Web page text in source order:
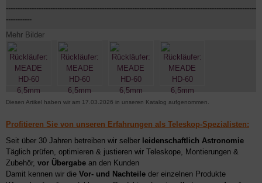
-----------------------------------------------------------------------------------------------------------
-----------
Mehr Bilder
Diesen Artikel haben wir am 17.03.2026 in unseren Katalog aufgenommen.
Profitieren Sie von unseren Erfahrungen als Teleskop-Spezialisten:
Seit über 30 Jahren betreiben wir selber leidenschaftlich Astronomie
Täglich prüfen, optimieren & justieren wir Teleskope, Montierungen &
Zubehör, vor Übergabe an den Kunden
Damit kennen wir die Vor- und Nachteile der einzelnen Produkte